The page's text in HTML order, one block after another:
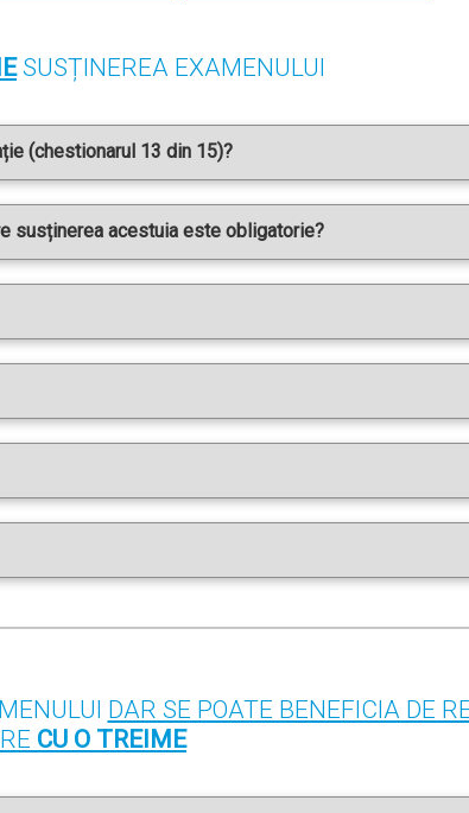
SUSȚINEREA EXAMENULUI​
(chestionarul 13 din 15)?
susținerea acestuia este obligatorie?
DAR SE POATE BENEFICIA DE
CU O TREIME